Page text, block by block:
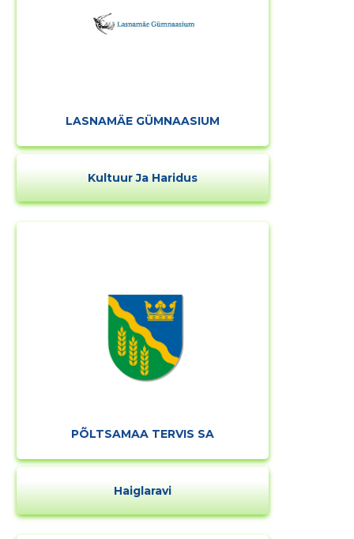
LASNAMÄE GÜMNAASIUM
Kultuur Ja Haridus
PÕLTSAMAA TERVIS SA
Haiglaravi
MUUDA